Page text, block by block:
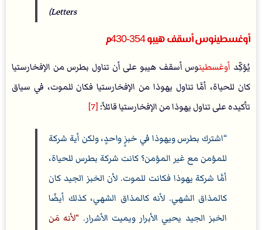
Letters)
أوغسطينوس أسقف هيبو 354-430م
يُؤكِّد أوغسطينوس أسقف هيبو على أن تناول بطرس من الإفخارستيا
كان للحياة، أمَّا تناول يهوذا من الإفخارستيا فكان للموت، في سياق
تأكيده على تناول يهوذا من الإفخارستيا قائلاً: [7]
اشترك بطرس ويهوذا في خبزٍ واحدٍ، ولكن أية شركة
للمؤمن مع غير المؤمن؟ كانت شركة بطرس للحياة،
أمَّا شركة يهوذا فكانت للموت. لأن الخبز الجيد كان
كالمذاق الشهي. لأنه كالمذاق الشهي، كذلك أيضًا
الخبز الجيد يحيي الأبرار ويميت الأشرار. لأنه مَن